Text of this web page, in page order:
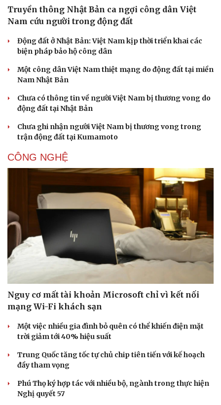
Thể thao
Truyền thông Nhật Bản ca ngợi công dân Việt
Nam cứu người trong động đất
Động đất ở Nhật Bản: Việt Nam kịp thời triển khai các
biện pháp bảo hộ công dân
Một công dân Việt Nam thiệt mạng do động đất tại miền
Nam Nhật Bản
Chưa có thông tin về người Việt Nam bị thương vong do
động đất tại Nhật Bản
Chưa ghi nhận người Việt Nam bị thương vong trong
trận động đất tại Kumamoto
CÔNG NGHỆ
Nguy cơ mất tài khoản Microsoft chỉ vì kết nối
mạng Wi-Fi khách sạn
Một việc nhiều gia đình bỏ quên có thể khiến điện mặt
trời giảm tới 40% hiệu suất
Trung Quốc tăng tốc tự chủ chip tiên tiến với kế hoạch
đầy tham vọng
Phú Thọ ký hợp tác với nhiều bộ, ngành trong thực hiện
Nghị quyết 57